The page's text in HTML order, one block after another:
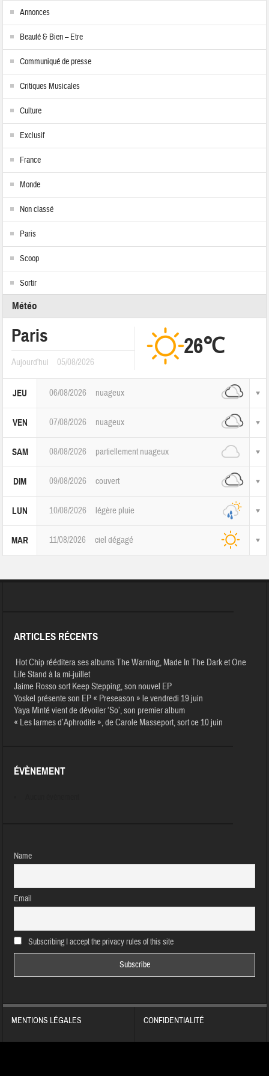
Annonces
Beauté & Bien – Etre
Communiqué de presse
Critiques Musicales
Culture
Exclusif
France
Monde
Non classé
Paris
Scoop
Sortir
Météo
Paris
Aujourd'hui 05/08/2026
26℃
JEU 06/08/2026 nuageux
VEN 07/08/2026 nuageux
SAM 08/08/2026 partiellement nuageux
DIM 09/08/2026 couvert
LUN 10/08/2026 légère pluie
MAR 11/08/2026 ciel dégagé
ARTICLES RÉCENTS
Hot Chip rééditera ses albums The Warning, Made In The Dark et One
Life Stand à la mi-juillet
Jaime Rosso sort Keep Stepping, son nouvel EP
Yoskel présente son EP « Preseason » le vendredi 19 juin
Yaya Minté vient de dévoiler ‘So’, son premier album
« Les larmes d’Aphrodite », de Carole Masseport, sort ce 10 juin
ÉVÈNEMENT
Name
Email
Subscribing I accept the privacy rules of this site
MENTIONS LÉGALES CONFIDENTIALITÉ